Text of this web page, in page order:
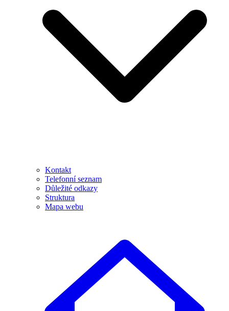
Kontakt
Telefonní seznam
Důležité odkazy
Struktura
Mapa webu